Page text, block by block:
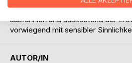
Der Liebesroman ,Es begann mit
ausführlich und auskostend der
vorwiegend mit sensibler
AUTOR/IN